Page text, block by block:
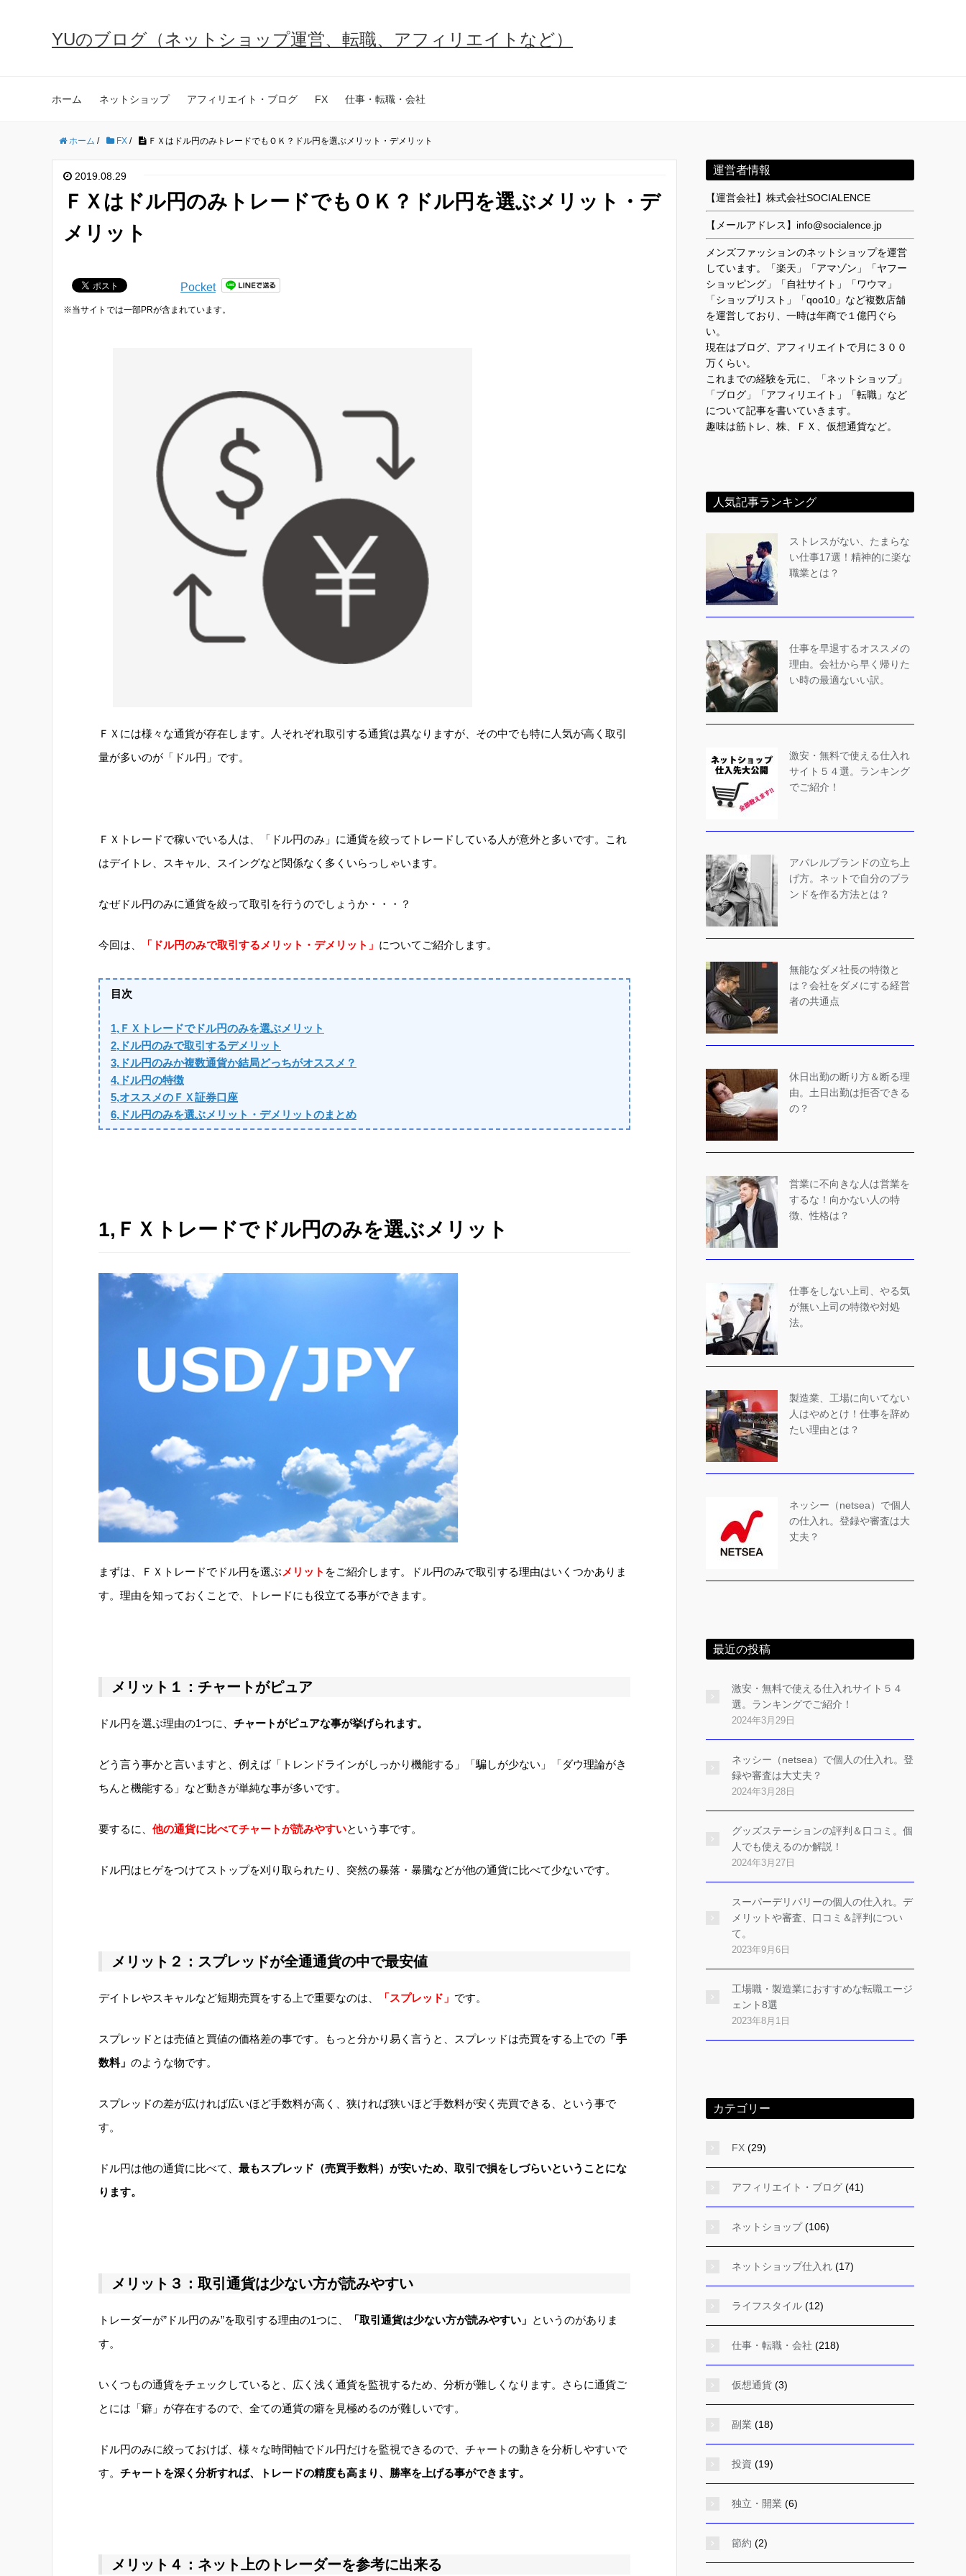
YUのブログ（ネットショップ運営、転職、アフィリエイトなど）
ホーム ネットショップ アフィリエイト・ブログ FX 仕事・転職・会社
ホーム / FX / ＦＸはドル円のみトレードでもＯＫ？ドル円を選ぶメリット・デメリット
2019.08.29
ＦＸはドル円のみトレードでもＯＫ？ドル円を選ぶメリット・デ
メリット
Pocket
※当サイトでは一部PRが含まれています。
ＦＸには様々な通貨が存在します。人それぞれ取引する通貨は異なりますが、その中でも特に人気が高く取引
量が多いのが「ドル円」です。
ＦＸトレードで稼いでいる人は、「ドル円のみ」に通貨を絞ってトレードしている人が意外と多いです。これ
はデイトレ、スキャル、スイングなど関係なく多くいらっしゃいます。
なぜドル円のみに通貨を絞って取引を行うのでしょうか・・・？
今回は、 「ドル円のみで取引するメリット・デメリット」 についてご紹介します。
目次
1,ＦＸトレードでドル円のみを選ぶメリット
2,ドル円のみで取引するデメリット
3,ドル円のみか複数通貨か結局どっちがオススメ？
4,ドル円の特徴
5,オススメのＦＸ証券口座
6,ドル円のみを選ぶメリット・デメリットのまとめ
1,ＦＸトレードでドル円のみを選ぶメリット
まずは、ＦＸトレードでドル円を選ぶ メリット をご紹介します。ドル円のみで取引する理由はいくつかありま
す。理由を知っておくことで、トレードにも役立てる事ができます。
メリット１：チャートがピュア
ドル円を選ぶ理由の1つに、 チャートがピュアな事が挙げられます。
どう言う事かと言いますと、例えば「トレンドラインがしっかり機能する」「騙しが少ない」「ダウ理論がき
ちんと機能する」など動きが単純な事が多いです。
要するに、 他の通貨に比べてチャートが読みやすいという事です。
ドル円はヒゲをつけてストップを刈り取られたり、突然の暴落・暴騰などが他の通貨に比べて少ないです。
メリット２：スプレッドが全通通貨の中で最安値
デイトレやスキャルなど短期売買をする上で重要なのは、 「スプレッド」 です。
スプレッドとは売値と買値の価格差の事です。もっと分かり易く言うと、スプレッドは売買をする上での 「手
数料」 のような物です。
スプレッドの差が広ければ広いほど手数料が高く、狭ければ狭いほど手数料が安く売買できる、という事で
す。
ドル円は他の通貨に比べて、 最もスプレッド（売買手数料）が安いため、取引で損をしづらいということにな
ります。
メリット３：取引通貨は少ない方が読みやすい
トレーダーが”ドル円のみ”を取引する理由の1つに、 「取引通貨は少ない方が読みやすい」 というのがありま
す。
いくつもの通貨をチェックしていると、広く浅く通貨を監視するため、分析が難しくなります。さらに通貨ご
とには「癖」が存在するので、全ての通貨の癖を見極めるのが難しいです。
ドル円のみに絞っておけば、様々な時間軸でドル円だけを監視できるので、チャートの動きを分析しやすいで
す。 チャートを深く分析すれば、トレードの精度も高まり、勝率を上げる事ができます。
メリット４：ネット上のトレーダーを参考に出来る
運営者情報
【運営会社】株式会社SOCIALENCE
【メールアドレス】info@socialence.jp
メンズファッションのネットショップを運営
しています。「楽天」「アマゾン」「ヤフー
ショッピング」「自社サイト」「ワウマ」
「ショップリスト」「qoo10」など複数店舗
を運営しており、一時は年商で１億円ぐら
い。
現在はブログ、アフィリエイトで月に３００
万くらい。
これまでの経験を元に、「ネットショップ」
「ブログ」「アフィリエイト」「転職」など
について記事を書いていきます。
趣味は筋トレ、株、ＦＸ、仮想通貨など。
人気記事ランキング
ストレスがない、たまらな
い仕事17選！精神的に楽な
職業とは？
仕事を早退するオススメの
理由。会社から早く帰りた
い時の最適ないい訳。
激安・無料で使える仕入れ
サイト５４選。ランキング
でご紹介！
アパレルブランドの立ち上
げ方。ネットで自分のブラ
ンドを作る方法とは？
無能なダメ社長の特徴と
は？会社をダメにする経営
者の共通点
休日出勤の断り方＆断る理
由。土日出勤は拒否できる
の？
営業に不向きな人は営業を
するな！向かない人の特
徴、性格は？
仕事をしない上司、やる気
が無い上司の特徴や対処
法。
製造業、工場に向いてない
人はやめとけ！仕事を辞め
たい理由とは？
ネッシー（netsea）で個人
の仕入れ。登録や審査は大
丈夫？
最近の投稿
激安・無料で使える仕入れサイト５４
選。ランキングでご紹介！
2024年3月29日
ネッシー（netsea）で個人の仕入れ。登
録や審査は大丈夫？
2024年3月28日
グッズステーションの評判＆口コミ。個
人でも使えるのか解説！
2024年3月27日
スーパーデリバリーの個人の仕入れ。デ
メリットや審査、口コミ＆評判につい
て。
2023年9月6日
工場職・製造業におすすめな転職エージ
ェント8選
2023年8月1日
カテゴリー
FX (29)
アフィリエイト・ブログ (41)
ネットショップ(106)
ネットショップ仕入れ (17)
ライフスタイル (12)
仕事・転職・会社 (218)
仮想通貨 (3)
副業 (18)
投資 (19)
独立・開業 (6)
節約 (2)